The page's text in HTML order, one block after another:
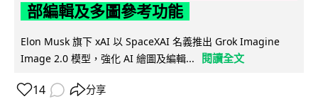
部編輯及多圖參考功能
Elon Musk 旗下 xAI 以 SpaceXAI 名義推出 Grok Imagine
Image 2.0 模型，強化 AI 繪圖及編輯...
閱讀全文
14 分享